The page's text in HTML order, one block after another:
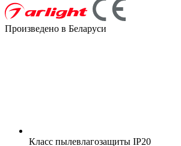
Произведено в Беларуси
Класс пылевлагозащиты IP20